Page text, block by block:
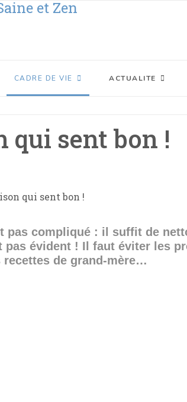
CADRE DE VIE ACTUALITE
qui sent bon !
pas compliqué : il suffit de
évident ! Il faut éviter les
de grand-mère…